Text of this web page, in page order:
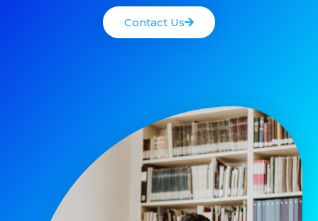
Contact Us